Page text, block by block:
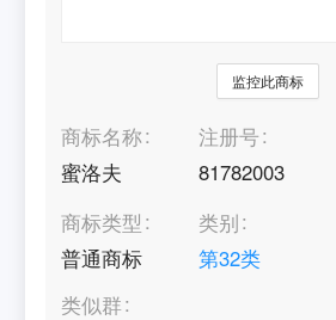
监控此商标
商标名称
蜜洛夫
注册号
81782003
商标类型
普通商标
类别
第32类
类似群